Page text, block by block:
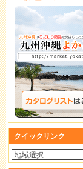
クイックリンク